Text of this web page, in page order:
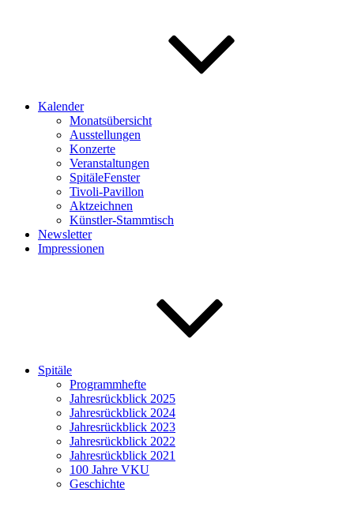
Kalender
Monatsübersicht
Ausstellungen
Konzerte
Veranstaltungen
SpitäleFenster
Tivoli-Pavillon
Aktzeichnen
Künstler-Stammtisch
Newsletter
Impressionen
Spitäle
Programmhefte
Jahresrückblick 2025
Jahresrückblick 2024
Jahresrückblick 2023
Jahresrückblick 2022
Jahresrückblick 2021
100 Jahre VKU
Geschichte